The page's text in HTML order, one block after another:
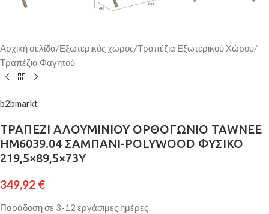
Αρχική σελίδα/Εξωτερικός χώρος/Τραπέζια Εξωτερικού Χώρου/
Τραπέζια Φαγητού
b2bmarkt
ΤΡΑΠΕΖΙ ΑΛΟΥΜΙΝΙΟΥ ΟΡΘΟΓΩΝΙΟ TAWNEE
HM6039.04 ΣΑΜΠΑΝΙ-POLYWOOD ΦΥΣΙΚΟ
219,5×89,5×73Υ
349,92 €
Παράδοση σε 3-12 εργάσιμες ημέρες